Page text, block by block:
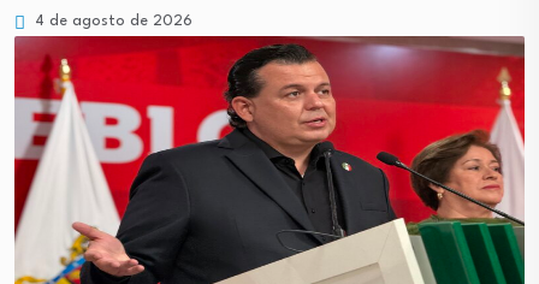
4 de agosto de 2026